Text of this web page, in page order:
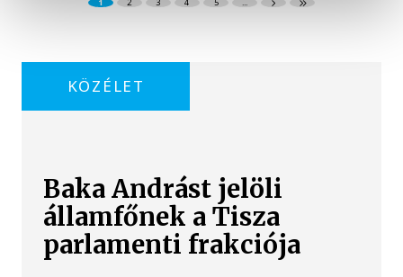
1 2 3 4 5 ...
KÖZÉLET
Baka Andrást jelöli
államfőnek a Tisza
parlamenti frakciója